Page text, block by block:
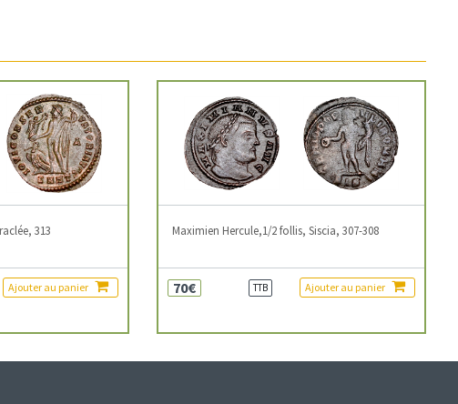
313
Ajouter au panier
Maximien Hercule,1/2 follis, Siscia, 307-308
70€ TTB Ajouter au panier